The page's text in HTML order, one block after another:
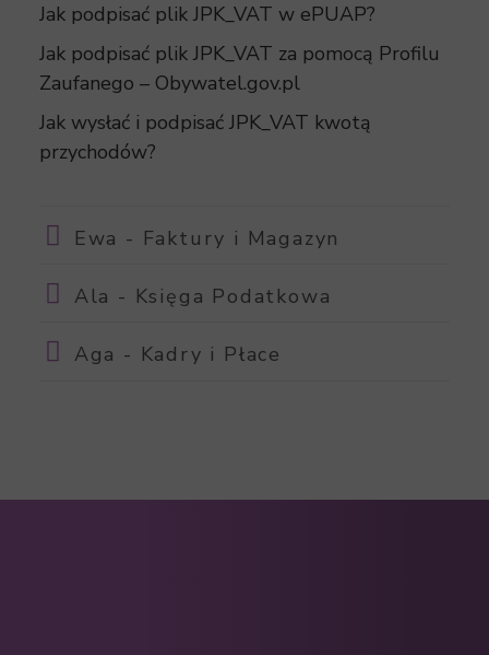
Jak podpisać plik JPK_VAT w ePUAP?
Jak podpisać plik JPK_VAT za pomocą Profilu
Zaufanego – Obywatel.gov.pl
Jak wysłać i podpisać JPK_VAT kwotą
przychodów?
Ewa - Faktury i Magazyn
Ala - Księga Podatkowa
Aga - Kadry i Płace